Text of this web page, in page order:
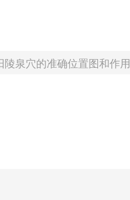
陵泉穴的准确位置图和作用